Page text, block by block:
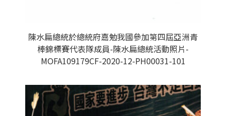
陳水扁總統於總統府嘉勉我國參加第四屆亞洲青
棒錦標賽代表隊成員-陳水扁總統活動照片-
MOFA109179CF-2020-12-PH00031-101